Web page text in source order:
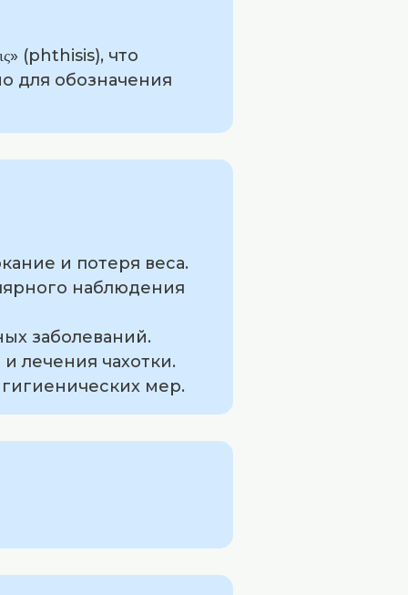
(phthisis), что
для обозначения
и потеря веса.
наблюдения
заболеваний.
лечения чахотки.
мер.